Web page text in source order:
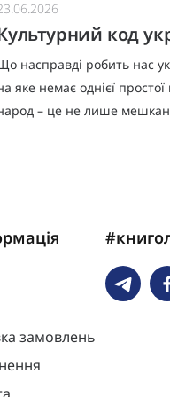
код
насправді робить нас
яке немає однієї простої
– це не лише
замовлень